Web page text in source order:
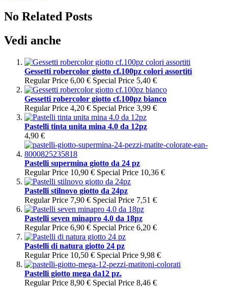
No Related Posts
Vedi anche
Gessetti robercolor giotto cf.100pz colori assortiti
Regular Price 6,00 € Special Price 5,40 €
Gessetti robercolor giotto cf.100pz bianco
Regular Price 4,20 € Special Price 3,99 €
Pastelli tinta unita mina 4.0 da 12pz
4,90 €
Pastelli supermina giotto da 24 pz
Regular Price 10,90 € Special Price 10,36 €
Pastelli stilnovo giotto da 24pz
Regular Price 7,90 € Special Price 7,51 €
Pastelli seven minapro 4.0 da 18pz
Regular Price 6,90 € Special Price 6,20 €
Pastelli di natura giotto 24 pz
Regular Price 10,50 € Special Price 9,98 €
Pastelli giotto mega da12 pz.
Regular Price 8,90 € Special Price 8,46 €